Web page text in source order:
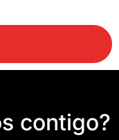
contigo?